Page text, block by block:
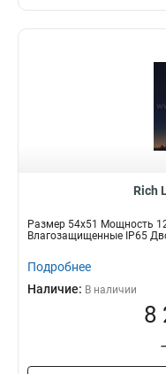
Rich
Размер 54х51 Мощность
Влагозащищенные IP65
Подробнее
Наличие: В наличии
8